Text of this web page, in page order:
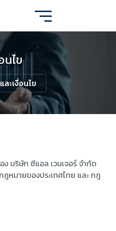
นไข
ะเงื่อนไข
ง บริษัท ซีแอล เวนเจอร์ จำกัด
หมายของประเทศไทย และ กฎ